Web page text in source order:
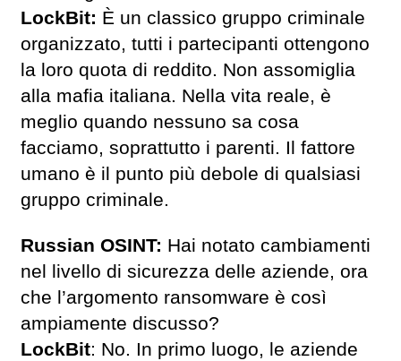
LockBit: È un classico gruppo criminale
organizzato, tutti i partecipanti ottengono
la loro quota di reddito. Non assomiglia
alla mafia italiana. Nella vita reale, è
meglio quando nessuno sa cosa
facciamo, soprattutto i parenti. Il fattore
umano è il punto più debole di qualsiasi
gruppo criminale.
Russian OSINT: Hai notato cambiamenti
nel livello di sicurezza delle aziende, ora
che l’argomento ransomware è così
ampiamente discusso?
LockBit: No. In primo luogo, le aziende